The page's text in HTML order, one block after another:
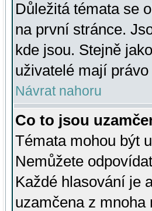
Důležitá témata se
na první stránce.
kde jsou. Stejně
uživatelé mají
Návrat nahoru
Co to jsou
Témata mohou být
Nemůžete
Každé hlasování je
uzamčena z mnoha